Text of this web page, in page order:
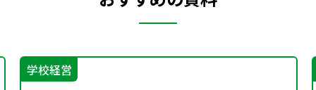
学校経営